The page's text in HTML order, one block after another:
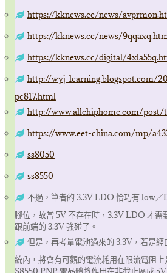
https://kknews.cc/news/
https://kknews.cc/news/
https://kknews.cc/digital/
http://wyj-learning.blogspot.com/
pc817.html
http://www.allchiphome.com/
https://www.eet-china.com/mp/
ss8050
ss8550
不過，筆者的 3.3V LDO 恰巧有 low
腳位，故當 5V 不存在時，3.3V LDO 才需
跟前端的 3.3V 強碰了。
但是，再考量電池過來的 3.3V，若是
統內，將會有可觀的電流耗用在限流電阻